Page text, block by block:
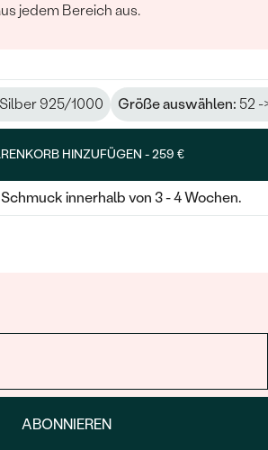
jedem Bereich aus.
Silber 925/1000 Größe auswählen: 52 -
HINZUFÜGEN -259 €
innerhalb von 3 - 4 Wochen.
ABONNIEREN